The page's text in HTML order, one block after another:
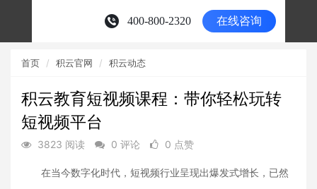
首页 积云官网 积云动态
积云教育短视频课程：带你轻松玩转
短视频平台
3823 阅读 0 评论 0 点赞
在当今数字化时代，短视频行业呈现出爆发式增长，已然